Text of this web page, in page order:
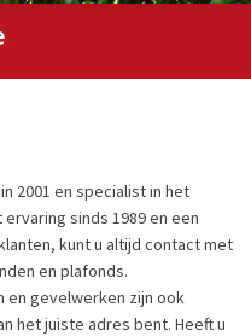
2001 en specialist in het
sinds 1989 en een
kunt u altijd contact met
en plafonds.
en gevelwerken zijn ook
het juiste adres bent. Heeft u